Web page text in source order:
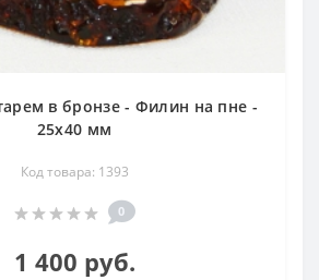
в бронзе - Филин на пне -
25х40 мм
Код товара: 1393
0
1 400 руб.